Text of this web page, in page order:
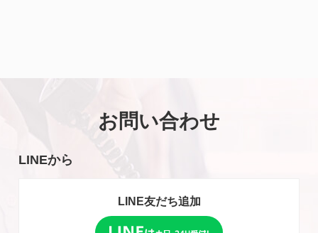
お問い合わせ
LINEから
LINE友だち追加